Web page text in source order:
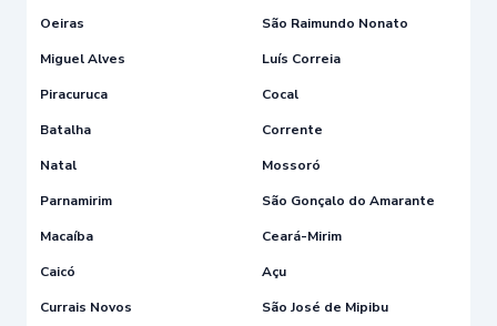
Oeiras
São Raimundo Nonato
Miguel Alves
Luís Correia
Piracuruca
Cocal
Batalha
Corrente
Natal
Mossoró
Parnamirim
São Gonçalo do Amarante
Macaíba
Ceará-Mirim
Caicó
Açu
Currais Novos
São José de Mipibu